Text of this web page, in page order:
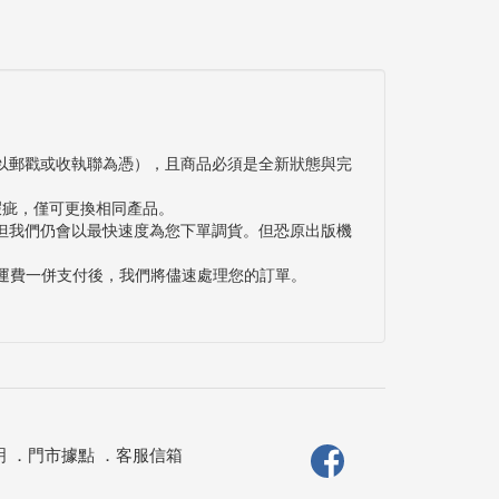
戳或收執聯為憑），且商品必須是全新狀態與完
，僅可更換相同產品。
們仍會以最快速度為您下單調貨。但恐原出版機
一併支付後，我們將儘速處理您的訂單。
． 門市據點． 客服信箱